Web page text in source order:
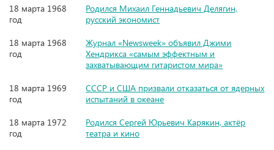
18 марта 1968
год
Родился Михаил Геннадьевич Делягин,
русский экономист
18 марта 1968
год
Журнал «Newsweek» объявил Джими
Хендрикса «самым эффектным и
захватывающим гитаристом мира»
18 марта 1969
год
СССР и США призвали отказаться от ядерных
испытаний в океане
18 марта 1972
год
Родился Сергей Юрьевич Карякин, актёр
театра и кино